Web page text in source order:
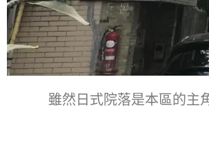
雖然日式院落是本區的主